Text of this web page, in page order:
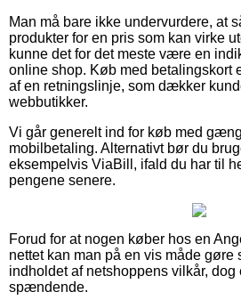
Man må bare ikke undervurdere, at
produkter for en pris som kan virke
kunne det for det meste være en
online shop. Køb med betalingskort
af en retningslinje, som dækker
webbutikker.
Vi går generelt ind for køb med
mobilbetaling. Alternativt bør du
eksempelvis ViaBill, ifald du har til
pengene senere.
Forud for at nogen køber hos en
nettet kan man på en vis måde gøre
indholdet af netshoppens vilkår,
spændende.